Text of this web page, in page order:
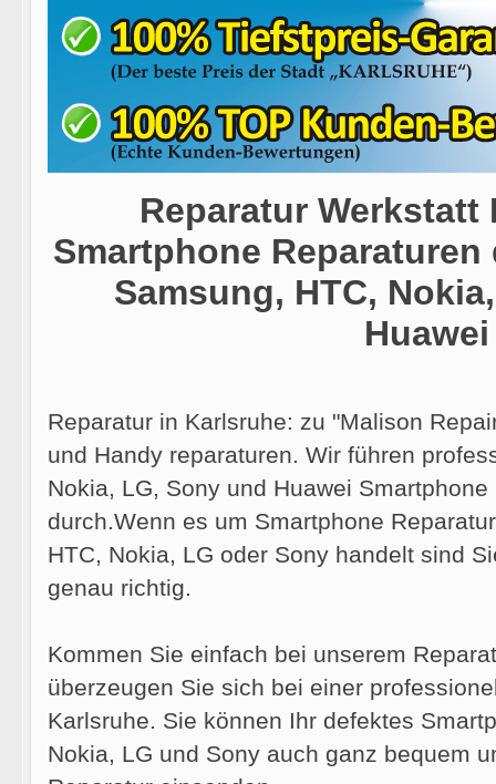
Reparatur
Smartphone Reparaturen
Samsung, HTC,
Huawei
Reparatur in Karlsruhe: zu "Malison
und Handy reparaturen. Wir führen
Nokia, LG, Sony und Huawei
durch.Wenn es um Smartphone
HTC, Nokia, LG oder Sony handelt sind
genau richtig.
Kommen Sie einfach bei unserem
überzeugen Sie sich bei einer
Karlsruhe. Sie können Ihr defektes
Nokia, LG und Sony auch ganz bequem